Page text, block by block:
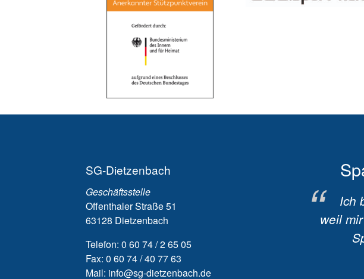
SG-Dietzenbach
Geschäftsstelle
Offenthaler Straße 51
63128 Dietzenbach
Telefon: 0 60 74 / 2 65 05
Fax: 0 60 74 / 40 77 63
Mail: info@sg-dietzenbach.de
Für meine Gesundheit
Ich bin gerne bei der SGD,
weil ich was für die Gesundheit
tun kann.
Ich
weil